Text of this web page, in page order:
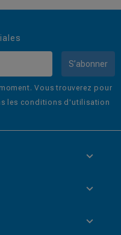
S’abonner
Vous trouverez pour
les conditions d'utilisation